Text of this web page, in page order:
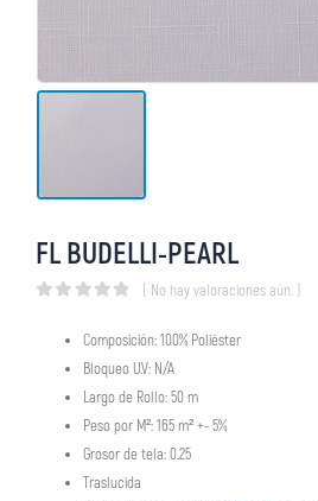
FL BUDELLI-PEARL
( No hay valoraciones aún. )
Composición: 100% Poliéster
Bloqueo U.V: N/A
Largo de Rollo: 50 m
Peso por M²: 165 m² +- 5%
Grosor de tela: 0.25
Traslucida